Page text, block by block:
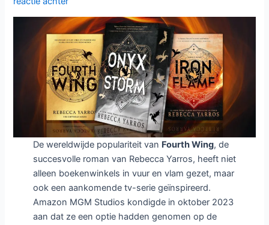
systeem
onschuldigen
ruïneerde
De wereldwijde populariteit van Fourth Wing, de
succesvolle roman van Rebecca Yarros, heeft niet
alleen boekenwinkels in vuur en vlam gezet, maar
ook een aankomende tv-serie geïnspireerd.
Amazon MGM Studios kondigde in oktober 2023
aan dat ze een optie hadden genomen op de